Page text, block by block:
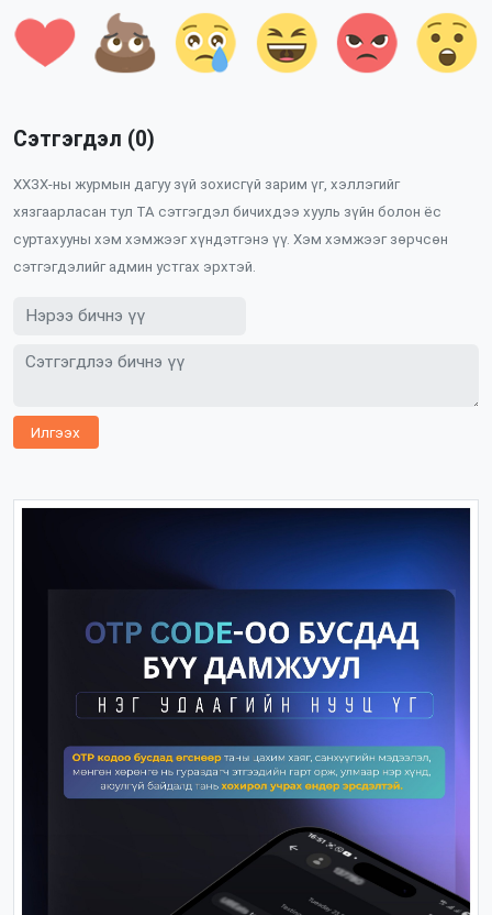
Сэтгэгдэл (0)
ХХЗХ-ны журмын дагуу зүй зохисгүй зарим үг, хэллэгийг
хязгаарласан тул ТА сэтгэгдэл бичихдээ хууль зүйн болон ёс
суртахууны хэм хэмжээг хүндэтгэнэ үү. Хэм хэмжээг зөрчсөн
сэтгэгдэлийг админ устгах эрхтэй.
Илгээх